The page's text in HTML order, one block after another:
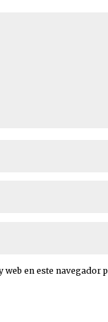
en este navegador